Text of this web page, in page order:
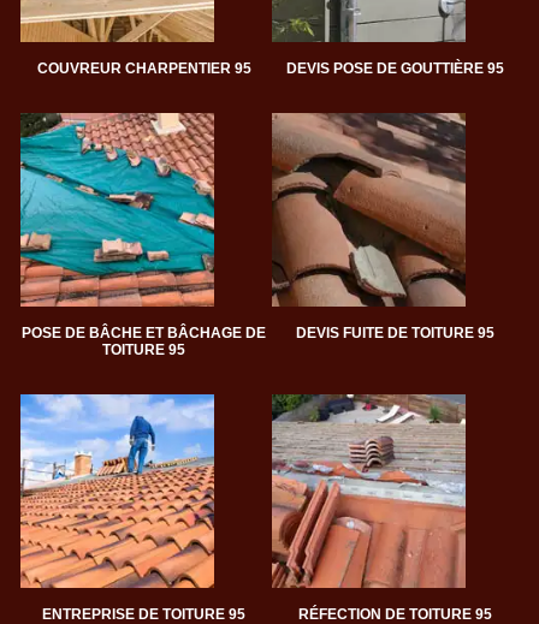
COUVREUR CHARPENTIER 95 DEVIS POSE DE GOUTTIÈRE 95
POSE DE BÂCHE ET BÂCHAGE DE
TOITURE 95
DEVIS FUITE DE TOITURE 95
ENTREPRISE DE TOITURE 95 RÉFECTION DE TOITURE 95